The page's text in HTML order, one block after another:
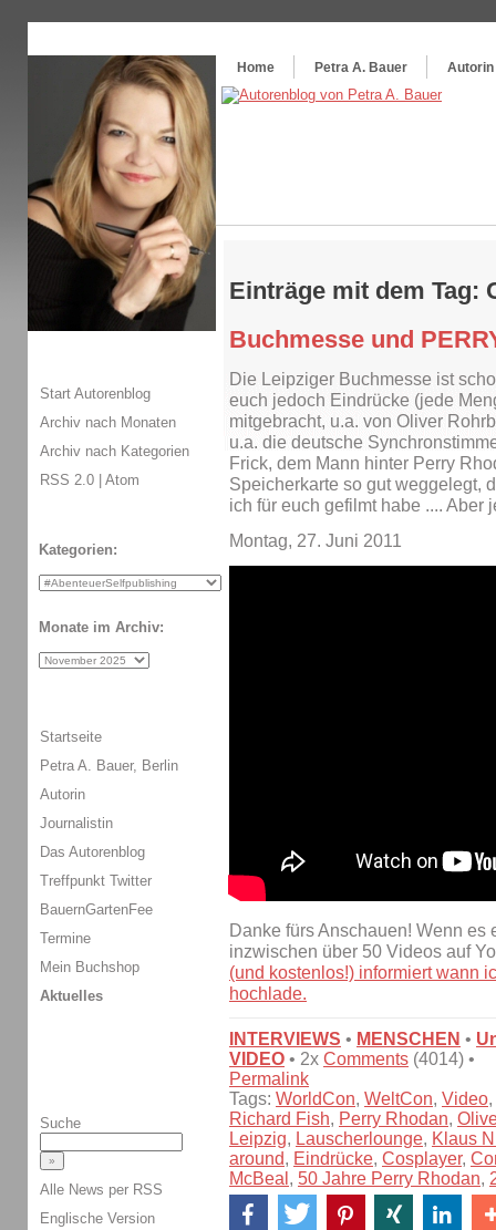
Home
Petra A. Bauer Autorin
Einträge mit dem Tag:
Buchmesse und
Die Leipziger Buchmesse ist
euch jedoch Eindrücke (jede
mitgebracht, u.a. von Oliver
u.a. die deutsche
Frick, dem Mann hinter Perry
Speicherkarte so gut weggelegt,
ich für euch gefilmt habe .... Aber
Montag, 27. Juni 2011
Danke fürs Anschauen! Wenn es
inzwischen über 50 Videos auf
(und kostenlos!) informiert wann
hochlade.
INTERVIEWS • MENSCHEN •
VIDEO • 2x Comments (4014) •
Permalink
Tags: WorldCon, WeltCon, Video,
Richard Fish, Perry Rhodan,
Leipzig, Lauscherlounge, Klaus
around, Eindrücke, Cosplayer,
McBeal , 50 Jahre Perry Rhodan,
Start Autorenblog
Archiv nach Monaten
Archiv nach Kategorien
RSS 2.0 | Atom
Kategorien:
Monate im Archiv:
Startseite
Petra A. Bauer, Berlin
Autorin
Journalistin
Das Autorenblog
Treffpunkt Twitter
BauernGartenFee
Termine
Mein Buchshop
Aktuelles
Suche
Alle News per RSS
Englische Version